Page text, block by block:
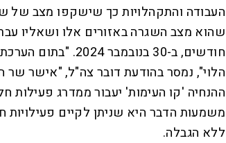
העבודה והתקהלויות כך שישקפו מצב של
שהוא מצב השגרה באזורים אלו ושאליו
חודשים, ב-30
הלוי", נמסר בהודעת דובר צה"ל, "אישר שר
ההנחיה 'קו העימות' יעבור ממדרג פעילות
משמעות הדבר היא שניתן לקיים פעילויות
ללא הגבלה.